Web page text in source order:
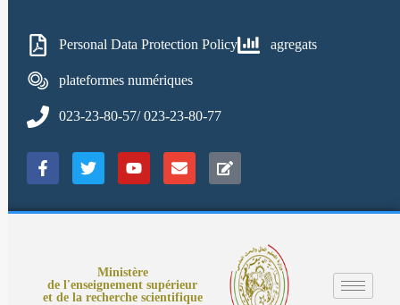
Personal Data Protection Policy agregats
plateformes numériques
023-23-80-57/ 023-23-80-77
Ministère
de l'enseignement supérieur
et de la recherche scientifique